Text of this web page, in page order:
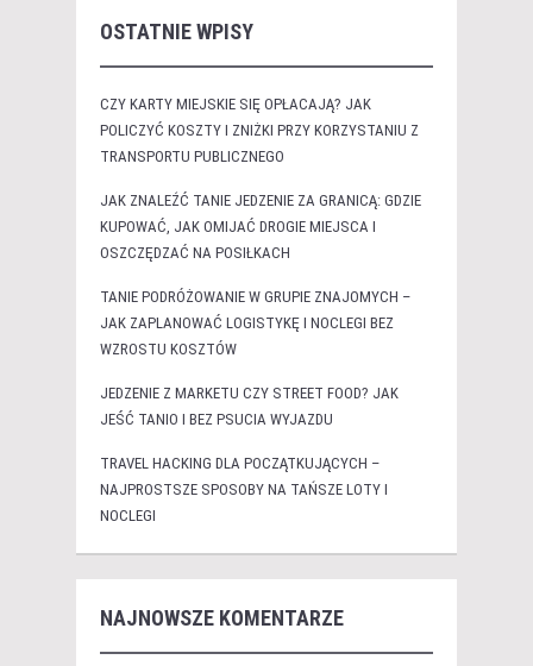
OSTATNIE WPISY
CZY KARTY MIEJSKIE SIĘ OPŁACAJĄ? JAK
POLICZYĆ KOSZTY I ZNIŻKI PRZY KORZYSTANIU Z
TRANSPORTU PUBLICZNEGO
JAK ZNALEŹĆ TANIE JEDZENIE ZA GRANICĄ: GDZIE
KUPOWAĆ, JAK OMIJAĆ DROGIE MIEJSCA I
OSZCZĘDZAĆ NA POSIŁKACH
TANIE PODRÓŻOWANIE W GRUPIE ZNAJOMYCH –
JAK ZAPLANOWAĆ LOGISTYKĘ I NOCLEGI BEZ
WZROSTU KOSZTÓW
JEDZENIE Z MARKETU CZY STREET FOOD? JAK
JEŚĆ TANIO I BEZ PSUCIA WYJAZDU
TRAVEL HACKING DLA POCZĄTKUJĄCYCH –
NAJPROSTSZE SPOSOBY NA TAŃSZE LOTY I
NOCLEGI
NAJNOWSZE KOMENTARZE